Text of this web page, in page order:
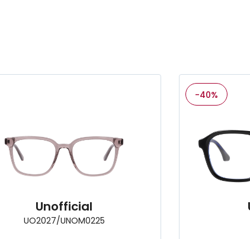
Unofficial
UO2027/UNOM0225
-40%